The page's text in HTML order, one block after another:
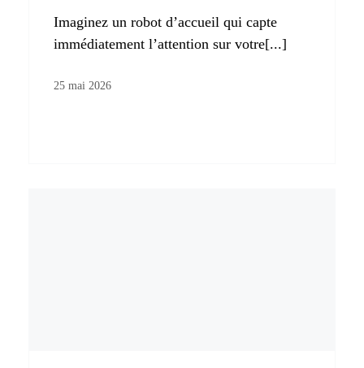
Imaginez un robot d’accueil qui capte
immédiatement l’attention sur votre[...]
25 mai 2026